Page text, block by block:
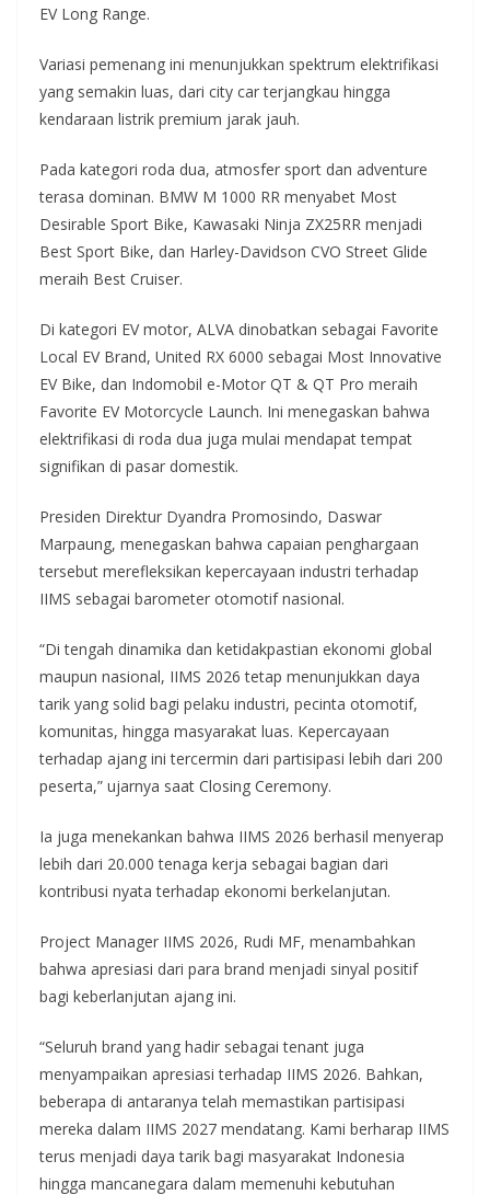
EV Long Range.
Variasi pemenang ini menunjukkan spektrum elektrifikasi
yang semakin luas, dari city car terjangkau hingga
kendaraan listrik premium jarak jauh.
Pada kategori roda dua, atmosfer sport dan adventure
terasa dominan. BMW M 1000 RR menyabet Most
Desirable Sport Bike, Kawasaki Ninja ZX25RR menjadi
Best Sport Bike, dan Harley-Davidson CVO Street Glide
meraih Best Cruiser.
Di kategori EV motor, ALVA dinobatkan sebagai Favorite
Local EV Brand, United RX 6000 sebagai Most Innovative
EV Bike, dan Indomobil e-Motor QT & QT Pro meraih
Favorite EV Motorcycle Launch. Ini menegaskan bahwa
elektrifikasi di roda dua juga mulai mendapat tempat
signifikan di pasar domestik.
Presiden Direktur Dyandra Promosindo, Daswar
Marpaung, menegaskan bahwa capaian penghargaan
tersebut merefleksikan kepercayaan industri terhadap
IIMS sebagai barometer otomotif nasional.
“Di tengah dinamika dan ketidakpastian ekonomi global
maupun nasional, IIMS 2026 tetap menunjukkan daya
tarik yang solid bagi pelaku industri, pecinta otomotif,
komunitas, hingga masyarakat luas. Kepercayaan
terhadap ajang ini tercermin dari partisipasi lebih dari 200
peserta,” ujarnya saat Closing Ceremony.
Ia juga menekankan bahwa IIMS 2026 berhasil menyerap
lebih dari 20.000 tenaga kerja sebagai bagian dari
kontribusi nyata terhadap ekonomi berkelanjutan.
Project Manager IIMS 2026, Rudi MF, menambahkan
bahwa apresiasi dari para brand menjadi sinyal positif
bagi keberlanjutan ajang ini.
“Seluruh brand yang hadir sebagai tenant juga
menyampaikan apresiasi terhadap IIMS 2026. Bahkan,
beberapa di antaranya telah memastikan partisipasi
mereka dalam IIMS 2027 mendatang. Kami berharap IIMS
terus menjadi daya tarik bagi masyarakat Indonesia
hingga mancanegara dalam memenuhi kebutuhan